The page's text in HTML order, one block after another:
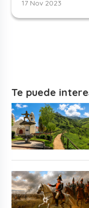
17 Nov 2023
Te puede